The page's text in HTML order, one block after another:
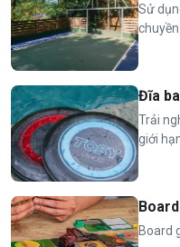
Sử
Đĩa
Trải
giới
Board